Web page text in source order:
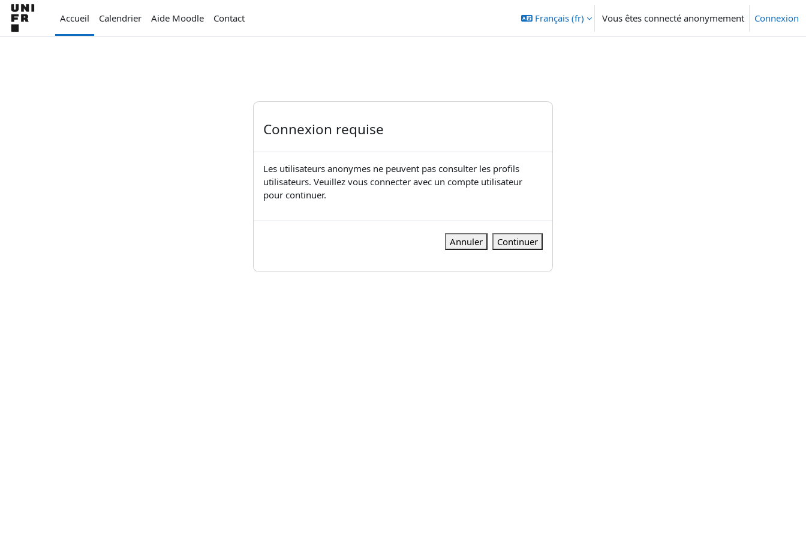
Passer au contenu principal
Accueil
Calendrier Aide Moodle Contact Français ‎(fr)‎ Vous êtes connecté anonymement Connexion
Connexion requise
Les utilisateurs anonymes ne peuvent pas consulter les profils
utilisateurs. Veuillez vous connecter avec un compte utilisateur
pour continuer.
Annuler Continuer